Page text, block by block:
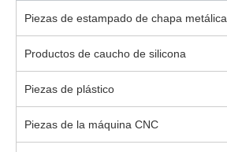
Piezas de estampado de chapa metálica
Productos de caucho de silicona
Piezas de plástico
Piezas de la máquina CNC